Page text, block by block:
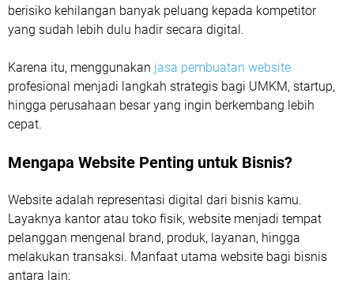
berisiko kehilangan banyak peluang kepada kompetitor
yang sudah lebih dulu hadir secara digital.
Karena itu, menggunakan jasa pembuatan website
profesional menjadi langkah strategis bagi UMKM, startup,
hingga perusahaan besar yang ingin berkembang lebih
cepat.
Mengapa Website Penting untuk Bisnis?
Website adalah representasi digital dari bisnis kamu.
Layaknya kantor atau toko fisik, website menjadi tempat
pelanggan mengenal brand, produk, layanan, hingga
melakukan transaksi. Manfaat utama website bagi bisnis
antara lain: